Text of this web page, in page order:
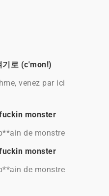
기로 (c'mon!)
venez par ici
monster
de monstre
monster
de monstre